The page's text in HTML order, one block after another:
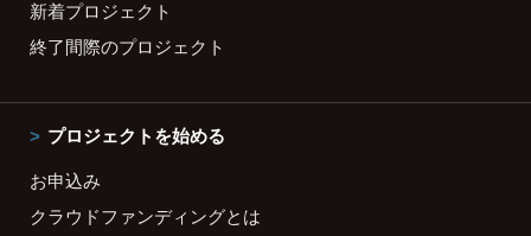
新着プロジェクト
終了間際のプロジェクト
プロジェクトを始める
お申込み
クラウドファンディングとは